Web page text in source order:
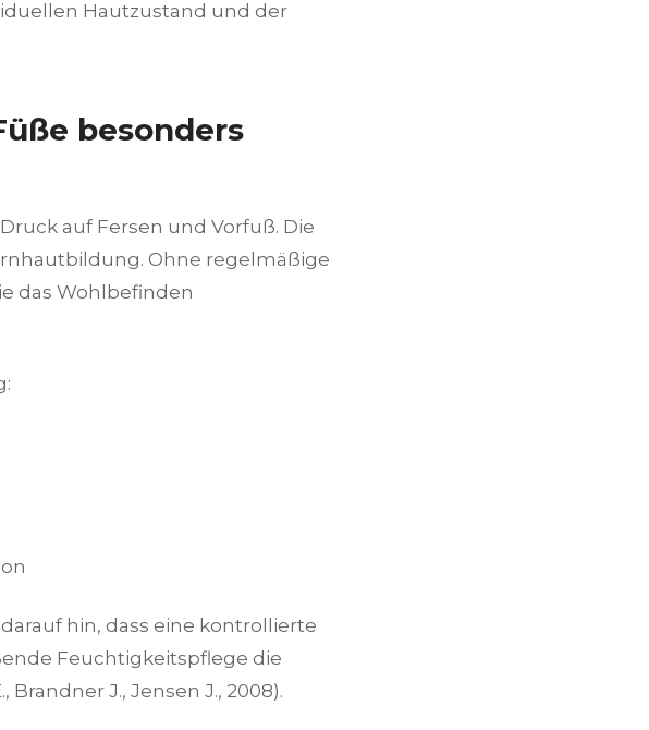
Hautzustand und der
besonders
auf Fersen und Vorfuß. Die
Ohne regelmäßige
das Wohlbefinden
hin, dass eine kontrollierte
Feuchtigkeitspflege die
J., Jensen J., 2008).